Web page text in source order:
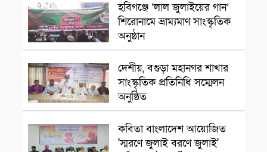
হবিগঞ্জে ‘লাল জুলাইয়ের গান’
শিরোনামে ভ্রাম্যমাণ সাংস্কৃতিক
অনুষ্ঠান
দেশীয়, বগুড়া মহানগর শাখার
সাংস্কৃতিক প্রতিনিধি সম্মেলন
অনুষ্ঠিত
কবিতা বাংলাদেশ আয়োজিত
'স্মরণে জুলাই বরণে জুলাই'